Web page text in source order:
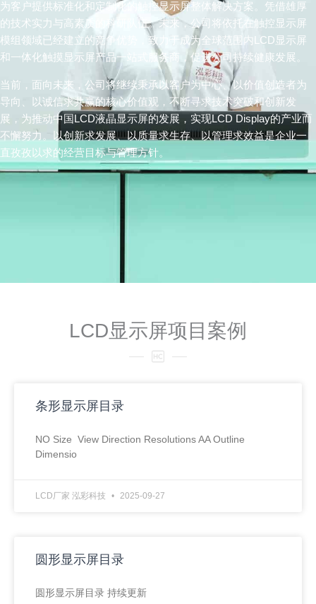
为客户提供标准化和定制化的触控显示屏整体解决方案。凭借雄厚
的技术实力与高素质的科研队伍。未来，公司将依托在触控显示屏
模组领域已经建立的竞争优势，致力于成为全球范围内LCD显示屏
和一体化触摸显示屏产品一站式服务商，促进公司持续健康发展。
当前，面向未来，公司将继续秉承以客户为中心、以价值创造者为
导向、以诚信求共赢的核心价值观，不断寻求技术突破和创新发
展，为推动中国LCD液晶显示屏的发展，实现LCD Display的产业而
不懈努力。以创新求发展、以质量求生存、以管理求效益是企业一
直孜孜以求的经营目标与管理方针。
LCD显示屏项目案例
条形显示屏目录
NO Size View Direction Resolutions AA Outline
Dimensio
LCD厂家 泓彩科技 2025-09-27
圆形显示屏目录
圆形显示屏目录 持续更新